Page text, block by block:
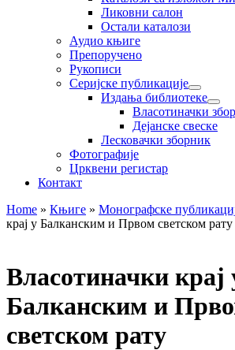
Ликовни салон
Остали каталози
Аудио књиге
Препоручено
Рукописи
Серијске публикације
Издања библиотеке
Власотиначки
Дејанске свеске
Лесковачки зборник
Фотографије
Црквени регистар
Контакт
Home » Књиге » Монографске
крај у Балканским и Првом светском рату
Власотиначки крај
Балканским и
светском рату